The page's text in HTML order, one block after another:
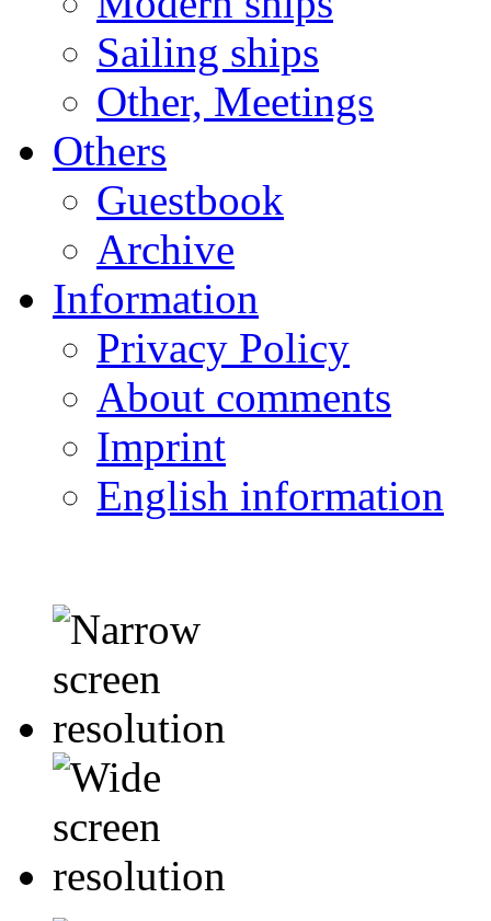
Sailing ships
Other, Meetings
Others
Guestbook
Archive
Information
Privacy Policy
About comments
Imprint
English information